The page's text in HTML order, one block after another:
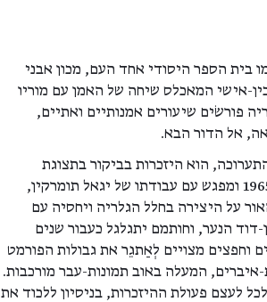
בית הספר היסודי אחד העם, מכון אבני
אישי המאכלס שיחה של האמן עם מוריו
פורשׂים שיעורים אמנותיים ואתיים,
אל הדור הבא.
הוא היזכרות בביקור בתצוגת
האמנות הישראלית במוזיאון ישראל בירושלים ב־1965 ומפגש עם עבודתו של יגאל תומרקין,
על היצירה בחלל הגלריה ויחסיה עם
הנער, וחותמם יתגלגל כעבור שנים
וחפצים מצויים לְאַתגֵר את גבולות הפורמט
איברים, המעלה באוב תמונות-עבר מורכבות.
לעצם פעולת ההיזכרות, בניסיון ללכוד את